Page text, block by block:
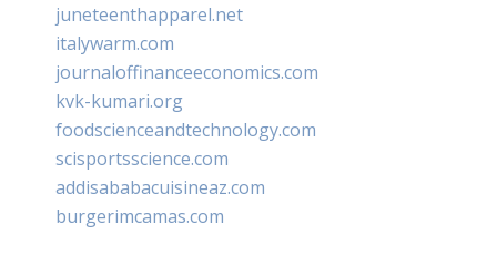
juneteenthapparel.net
italywarm.com
journaloffinanceeconomics.com
kvk-kumari.org
foodscienceandtechnology.com
scisportsscience.com
addisababacuisineaz.com
burgerimcamas.com